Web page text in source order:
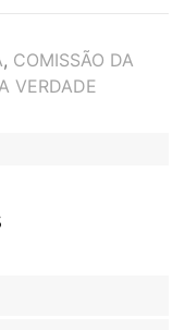
, COMISSÃO DA
VERDADE